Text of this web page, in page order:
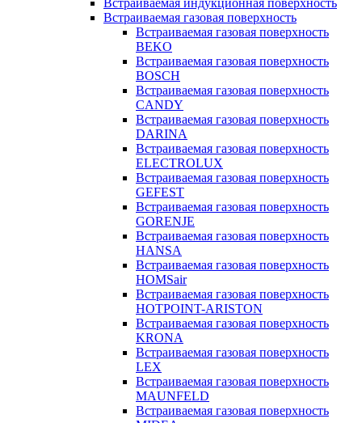
Встраиваемая индукционная поверхность
Встраиваемая газовая поверхность
Встраиваемая газовая поверхность
BEKO
Встраиваемая газовая поверхность
BOSCH
Встраиваемая газовая поверхность
CANDY
Встраиваемая газовая поверхность
DARINA
Встраиваемая газовая поверхность
ELECTROLUX
Встраиваемая газовая поверхность
GEFEST
Встраиваемая газовая поверхность
GORENJE
Встраиваемая газовая поверхность
HANSA
Встраиваемая газовая поверхность
HOMSair
Встраиваемая газовая поверхность
HOTPOINT-ARISTON
Встраиваемая газовая поверхность
KRONA
Встраиваемая газовая поверхность
LEX
Встраиваемая газовая поверхность
MAUNFELD
Встраиваемая газовая поверхность